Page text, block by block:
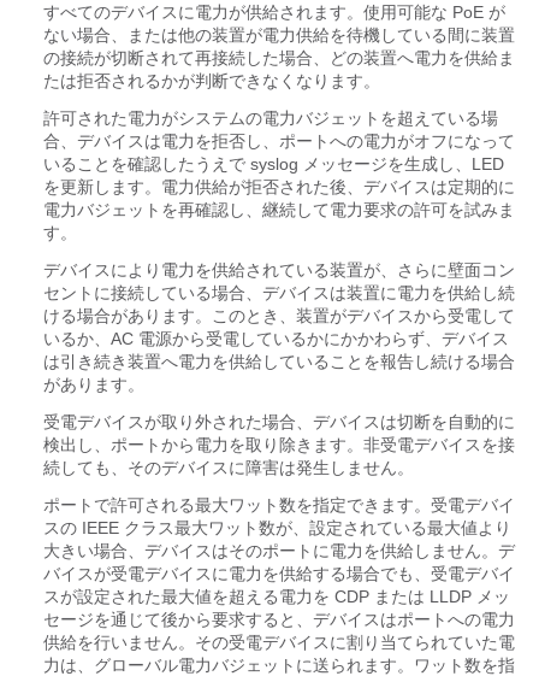
すべてのデバイスに電力が供給されます。使用可能な PoE が
ない場合、または他の装置が電力供給を待機している間に装置
の接続が切断されて再接続した場合、どの装置へ電力を供給ま
たは拒否されるかが判断できなくなります。
許可された電力がシステムの電力バジェットを超えている場
合、デバイスは電力を拒否し、ポートへの電力がオフになって
いることを確認したうえで syslog メッセージを生成し、LED
を更新します。 電力供給が拒否された後、デバイスは定期的に
電力バジェットを再確認し、継続して電力要求の許可を試みま
す。
デバイスにより電力を供給されている装置が、さらに壁面コン
セントに接続している場合、デバイスは装置に電力を供給し続
ける場合があります。このとき、装置がデバイスから受電して
いるか、AC 電源から受電しているかにかかわらず、デバイス
は引き続き装置へ電力を供給していることを報告し続ける場合
があります。
受電デバイスが取り外された場合、デバイスは切断を自動的に
検出し、ポートから電力を取り除きます。非受電デバイスを接
続しても、そのデバイスに障害は発生しません。
ポートで許可される最大ワット数を指定できます。受電デバイ
スの IEEE クラス最大ワット数が、設定されている最大値より
大きい場合、デバイスはそのポートに電力を供給しません。デ
バイスが受電デバイスに電力を供給する場合でも、受電デバイ
スが設定された最大値を超える電力を CDP または LLDP メッ
セージを通じて後から要求すると、デバイスはポートへの電力
供給を行いません。その受電デバイスに割り当てられていた電
力は、グローバル電力バジェットに送られます。ワット数を指